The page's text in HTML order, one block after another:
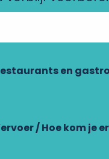
en
/ Hoe kom je
assistent, die er is
ik daar?